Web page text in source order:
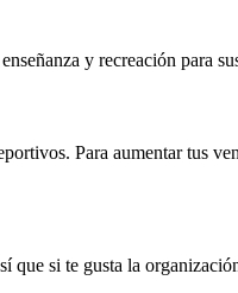
y recreación para
Para aumentar tus
que si te gusta la